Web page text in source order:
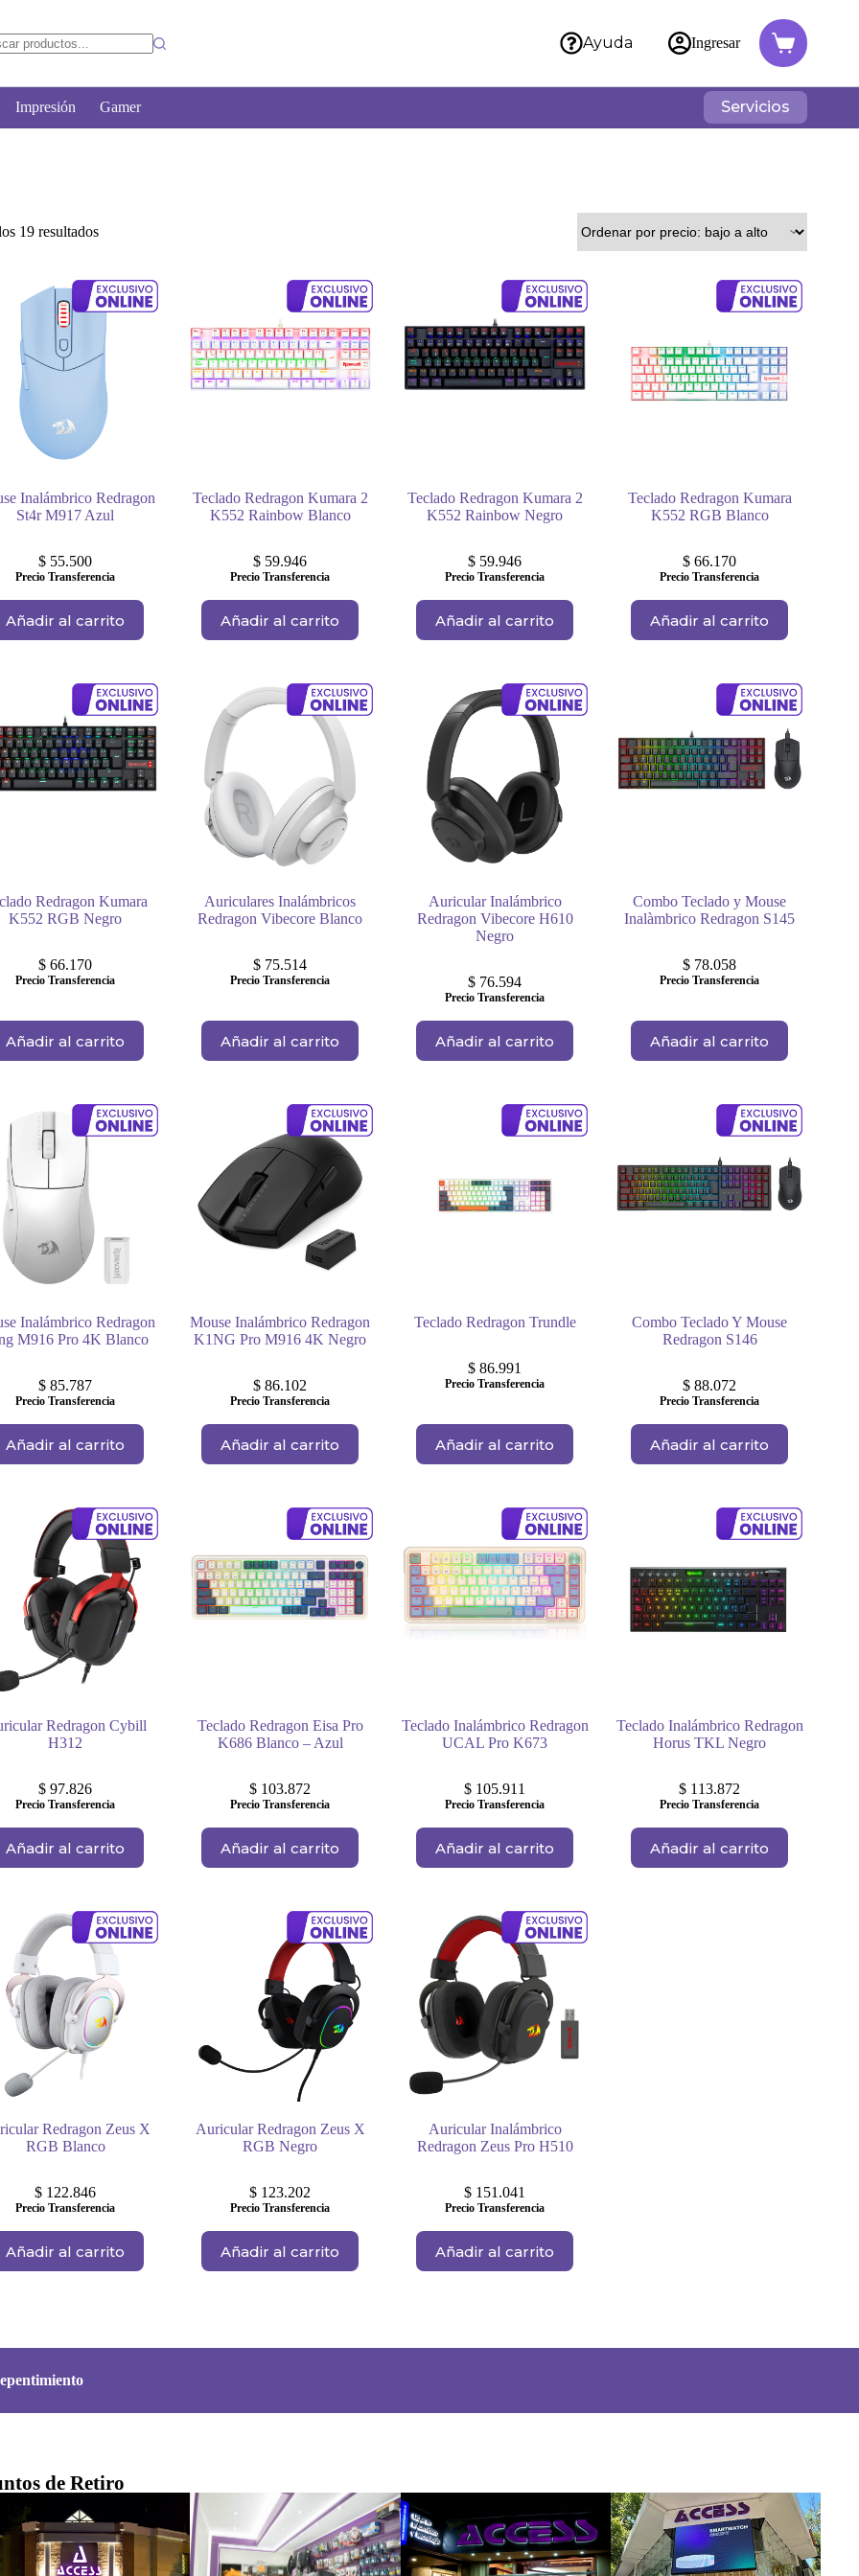
Ayuda Ingresar
Impresión Gamer Servicios
19 resultados
Inalámbrico Redragon
St4r M917 Azul
$ 55.500
Precio Transferencia
Añadir al carrito
Teclado Redragon Kumara 2
K552 Rainbow Blanco
$ 59.946
Precio Transferencia
Añadir al carrito
Teclado Redragon Kumara 2
K552 Rainbow Negro
$ 59.946
Precio Transferencia
Añadir al carrito
Teclado Redragon Kumara
K552 RGB Blanco
$ 66.170
Precio Transferencia
Añadir al carrito
Redragon Kumara
K552 RGB Negro
$ 66.170
Precio Transferencia
Añadir al carrito
Auriculares Inalámbricos
Redragon Vibecore Blanco
$ 75.514
Precio Transferencia
Añadir al carrito
Auricular Inalámbrico
Redragon Vibecore H610
Negro
$ 76.594
Precio Transferencia
Añadir al carrito
Combo Teclado y Mouse
Inalàmbrico Redragon S145
$ 78.058
Precio Transferencia
Añadir al carrito
Inalámbrico Redragon
M916 Pro 4K Blanco
$ 85.787
Precio Transferencia
Añadir al carrito
Mouse Inalámbrico Redragon
K1NG Pro M916 4K Negro
$ 86.102
Precio Transferencia
Añadir al carrito
Teclado Redragon Trundle
$ 86.991
Precio Transferencia
Añadir al carrito
Combo Teclado Y Mouse
Redragon S146
$ 88.072
Precio Transferencia
Añadir al carrito
Redragon Cybill
H312
$ 97.826
Precio Transferencia
Añadir al carrito
Teclado Redragon Eisa Pro
K686 Blanco – Azul
$ 103.872
Precio Transferencia
Añadir al carrito
Teclado Inalámbrico Redragon
UCAL Pro K673
$ 105.911
Precio Transferencia
Añadir al carrito
Teclado Inalámbrico Redragon
Horus TKL Negro
$ 113.872
Precio Transferencia
Añadir al carrito
Redragon Zeus X
RGB Blanco
$ 122.846
Precio Transferencia
Añadir al carrito
Auricular Redragon Zeus X
RGB Negro
$ 123.202
Precio Transferencia
Añadir al carrito
Auricular Inalámbrico
Redragon Zeus Pro H510
$ 151.041
Precio Transferencia
Añadir al carrito
de Retiro